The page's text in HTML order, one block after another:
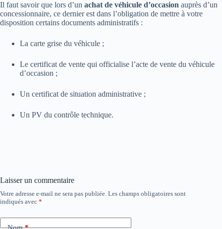
Il faut savoir que lors d’un achat de véhicule d’occasion auprès d’un
concessionnaire, ce dernier est dans l’obligation de mettre à votre
disposition certains documents administratifs :
La carte grise du véhicule ;
Le certificat de vente qui officialise l’acte de vente du véhicule
d’occasion ;
Un certificat de situation administrative ;
Un PV du contrôle technique.
Laisser un commentaire
Votre adresse e-mail ne sera pas publiée. Les champs obligatoires sont
indiqués avec *